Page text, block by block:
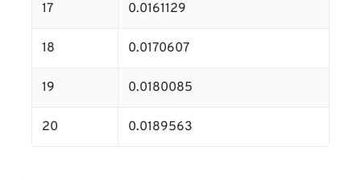
17 0.0161129
18 0.0170607
19 0.0180085
20 0.0189563